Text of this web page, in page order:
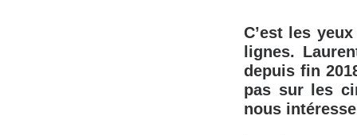
C’est les
lignes.
depuis fin
pas sur les
nous